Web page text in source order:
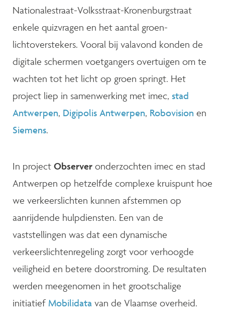
Nationalestraat-Volksstraat-Kronenburgstraat
enkele quizvragen en het aantal groen-
lichtoverstekers. Vooral bij valavond konden de
digitale schermen voetgangers overtuigen om te
wachten tot het licht op groen springt. Het
project liep in samenwerking met imec, stad
Antwerpen, Digipolis Antwerpen, Robovision en
Siemens.
In project Observer onderzochten imec en stad
Antwerpen op hetzelfde complexe kruispunt hoe
we verkeerslichten kunnen afstemmen op
aanrijdende hulpdiensten. Een van de
vaststellingen was dat een dynamische
verkeerslichtenregeling zorgt voor verhoogde
veiligheid en betere doorstroming. De resultaten
werden meegenomen in het grootschalige
initiatief Mobilidata van de Vlaamse overheid.